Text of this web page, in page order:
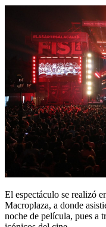
El espectáculo se realizó
Macroplaza, a donde
noche de película, pues a